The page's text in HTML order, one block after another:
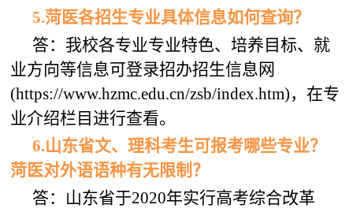
5.菏医各招生专业具体信息如何查询？
答：我校各专业专业特色、培养目标、就
业方向等信息可登录招办招生信息网
(https://www.hzmc.edu.cn/zsb/index.htm)，在专
业介绍栏目进行查看。
6.山东省文、理科考生可报考哪些专业？
菏医对外语语种有无限制？
答：山东省于2020年实行高考综合改革